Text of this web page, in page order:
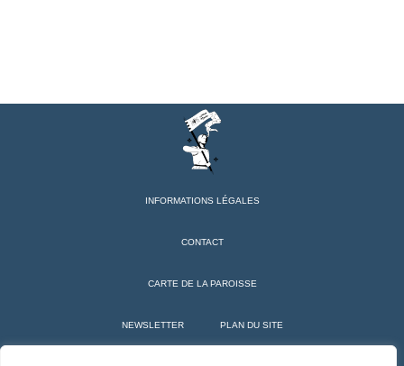
INFORMATIONS LÉGALES
CONTACT
CARTE DE LA PAROISSE
NEWSLETTER PLAN DU SITE